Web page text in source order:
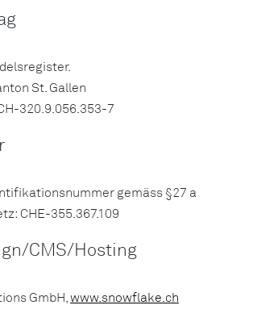
St. Gallen
320.9.056.353-7
gemäss §27 a
CHE-355.367.109
CMS/Hosting
GmbH,www.snowflake.ch